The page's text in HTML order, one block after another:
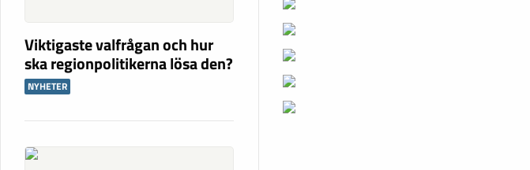
Viktigaste valfrågan och hur
ska regionpolitikerna lösa den?
NYHETER